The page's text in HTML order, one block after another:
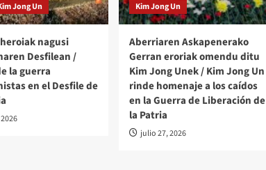
Jong Un
nagusi
Desfilean /
la guerra
en el Desfile de
Kim Jong Un
Aberriaren Askapenerako
Gerran eroriak omendu ditu
Kim Jong Unek / Kim Jong Un
rinde homenaje a los caídos
en la Guerra de Liberación de
la Patria
julio 27, 2026